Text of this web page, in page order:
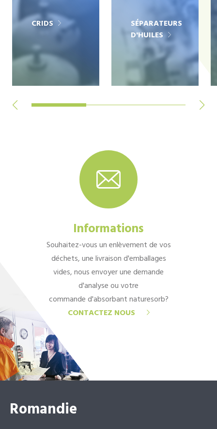
CRIDS
SÉPARATEURS
D'HUILES
Informations
Souhaitez-vous un enlèvement de vos
déchets, une livraison d'emballages
vides, nous envoyer une demande
d'analyse ou votre
commande d'absorbant naturesorb?
CONTACTEZ NOUS
Romandie